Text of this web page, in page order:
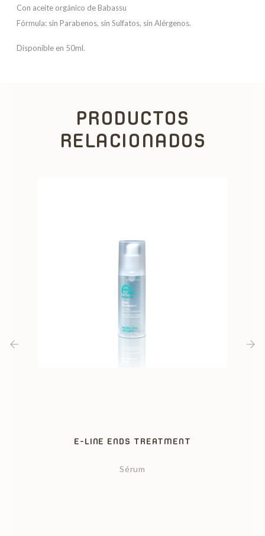
Con aceite orgánico de Babassu
Fórmula: sin Parabenos, sin Sulfatos, sin Alérgenos.
Disponible en 50ml.
PRODUCTOS
RELACIONADOS
E-LINE ENDS TREATMENT
Sérum